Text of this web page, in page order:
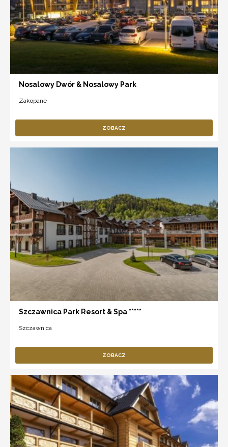
Nosalowy Dwór & Nosalowy Park
Zakopane
ZOBACZ
Szczawnica Park Resort & Spa *****
Szczawnica
ZOBACZ